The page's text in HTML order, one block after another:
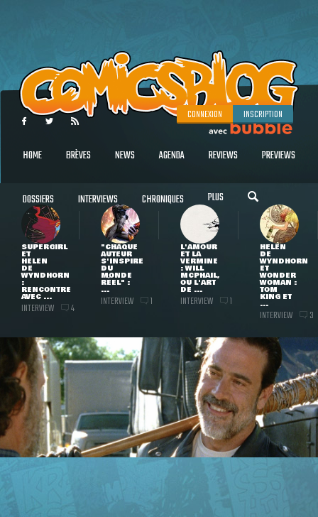
CONNEXION INSCRIPTION
HOME BRÈVES NEWS AGENDA REVIEWS PREVIEWS
DOSSIERS INTERVIEWS CHRONIQUES PLUS
SUPERGIRL
ET
HELEN
DE
WYNDHORN
:
RENCONTRE
AVEC ...
INTERVIEW 4
"CHAQUE
AUTEUR
S'INSPIRE
DU
MONDE
RÉEL" :
...
INTERVIEW 1
L'AMOUR
ET LA
VERMINE
: WILL
MCPHAIL,
OU L'ART
DE ...
INTERVIEW 1
HELEN
DE
WYNDHORN
ET
WONDER
WOMAN :
TOM
KING ET
...
INTERVIEW 3